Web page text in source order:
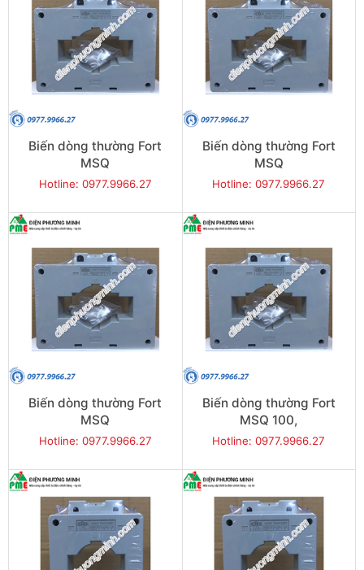
Biến dòng thường Fort
MSQ
100,10x100/30x80,1600
Hotline: 0977.9966.27
Biến dòng thường Fort
MSQ
100,10x100/30x80,1200
Hotline: 0977.9966.27
Biến dòng thường Fort
MSQ
100,10x100/30x80,1000
Hotline: 0977.9966.27
Biến dòng thường Fort
MSQ 100,
10x100/30x80,800
Hotline: 0977.9966.27